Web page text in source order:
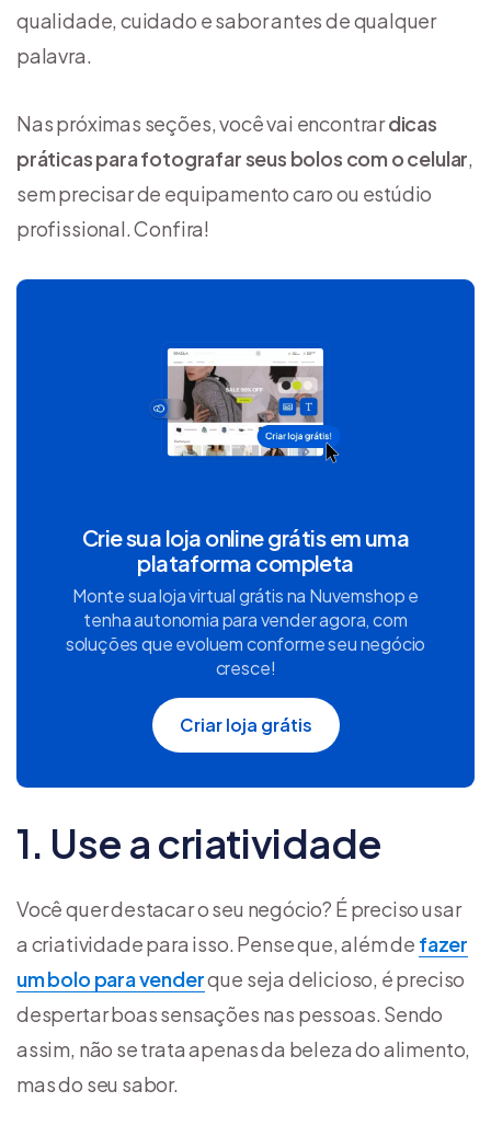
qualidade, cuidado e sabor antes de qualquer
palavra.
Nas próximas seções, você vai encontrardicas
práticas para fotografar seus bolos com o celular,
sem precisar de equipamento caro ou estúdio
profissional. Confira!
Crie sua loja online grátis em uma
plataforma completa
Monte sua loja virtual grátis na Nuvemshop e
tenha autonomia para vender agora, com
soluções que evoluem conforme seu negócio
cresce!
Criar loja grátis
1. Use a criatividade
Você quer destacar o seu negócio? É preciso usar
a criatividade para isso. Pense que, além de fazer
um bolo para venderque seja delicioso, é preciso
despertar boas sensações nas pessoas. Sendo
assim, não se trata apenas da beleza do alimento,
mas do seu sabor.